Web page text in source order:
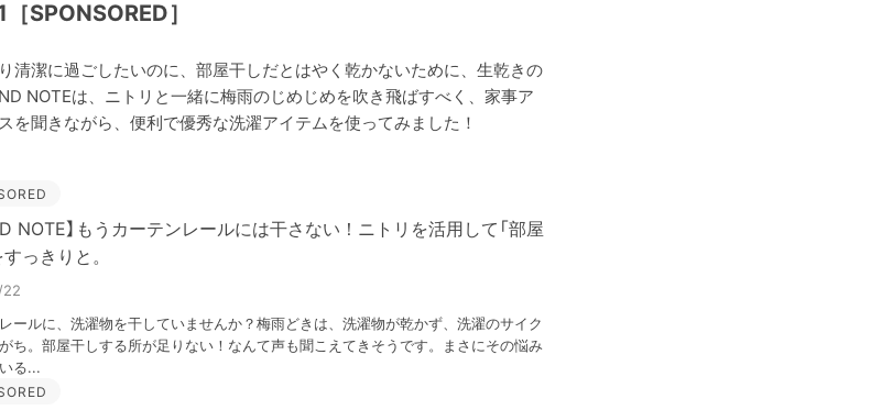
SPONSORED］
清潔に過ごしたいのに、部屋干しだとはやく乾かないために、生乾きの
NOTEは、ニトリと一緒に梅雨のじめじめを吹き飛ばすべく、家事ア
を聞きながら、便利で優秀な洗濯アイテムを使ってみました！
NOTE】もうカーテンレールには干さない！ニトリを活用して「部屋
っきりと。
ールに、洗濯物を干していませんか？梅雨どきは、洗濯物が乾かず、洗濯のサイク
ち。部屋干しする所が足りない！なんて声も聞こえてきそうです。まさにその悩み
る...